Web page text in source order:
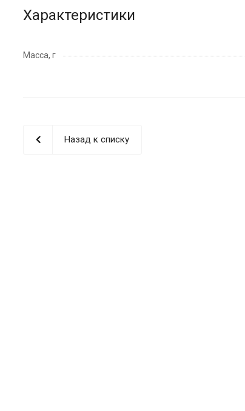
Характеристики
Масса, г
Назад к списку